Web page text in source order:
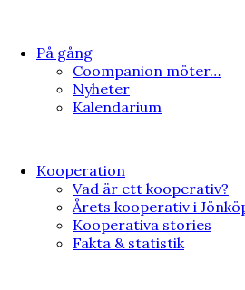
På gång
Coompanion möter…
Nyheter
Kalendarium
Kooperation
Vad är ett kooperativ?
Årets kooperativ i
Kooperativa stories
Fakta & statistik